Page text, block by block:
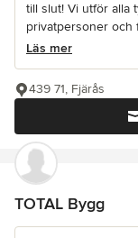
till slut! Vi utför alla
privatpersoner och
Läs mer
439 71, Fjärås
TOTAL Bygg